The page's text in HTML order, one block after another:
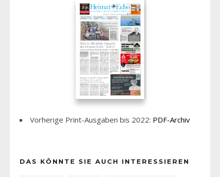
Vorherige Print-Ausgaben bis 2022: PDF-Archiv
DAS KÖNNTE SIE AUCH INTERESSIEREN